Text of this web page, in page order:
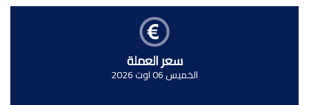
سعر العملة
الخميس 06 اوت 2026